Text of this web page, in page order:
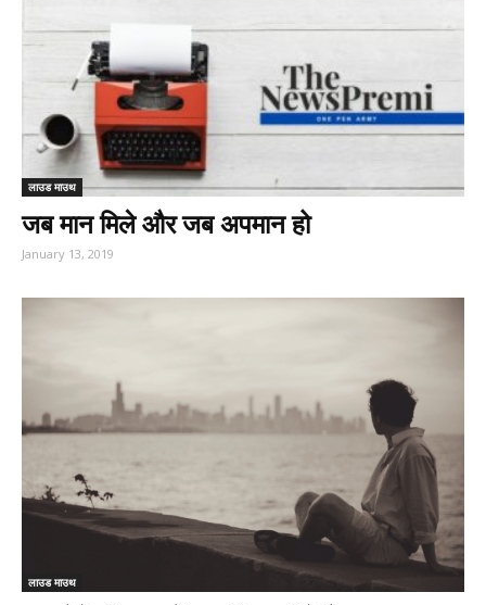
लाउड माउथ
जब मान मिले और जब अपमान हो
January 13, 2019
लाउड माउथ